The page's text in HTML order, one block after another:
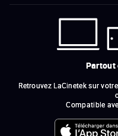
Partout
Retrouvez LaCinetek sur
Compatible